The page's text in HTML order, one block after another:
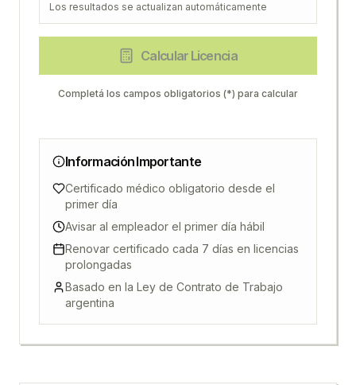
Los resultados se actualizan automáticamente
Calcular Licencia
Completá los campos obligatorios (*) para calcular
Información Importante
Certificado médico obligatorio desde el
primer día
Avisar al empleador el primer día hábil
Renovar certificado cada 7 días en licencias
prolongadas
Basado en la Ley de Contrato de Trabajo
argentina